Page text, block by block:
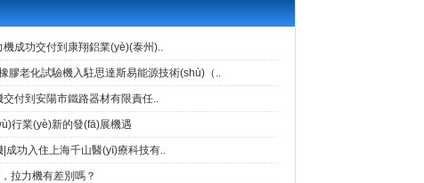
成功交付到康翔鋁業(yè)(泰州)..
膠老化試驗機入駐思達斯易能源技術(shù)（..
付到安陽市鐵路器材有限責任..
行業(yè)新的發(fā)展機遇
成功入住上海千山醫(yī)療科技有..
，拉力機有差別嗎？